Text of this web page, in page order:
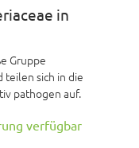
in
Gruppe
teilen sich in die
pathogen auf.
verfügbar